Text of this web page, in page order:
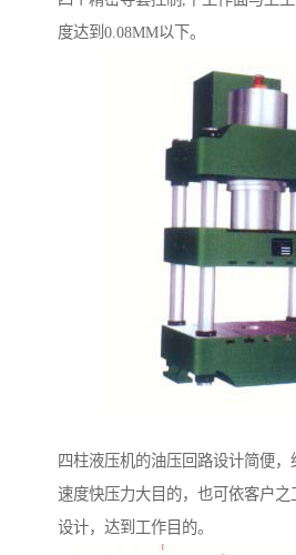
度达到0.08MM以下。
四柱液压机的油压回路设计简便，
速度快压力大目的，也可依客户
设计，达到工作目的。